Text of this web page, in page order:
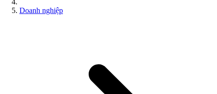
Doanh nghiệp